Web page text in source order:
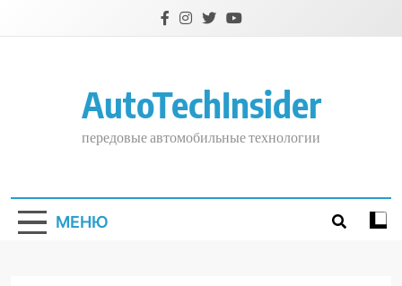
AutoTechInsider
передовые автомобильные технологии
МЕНЮ